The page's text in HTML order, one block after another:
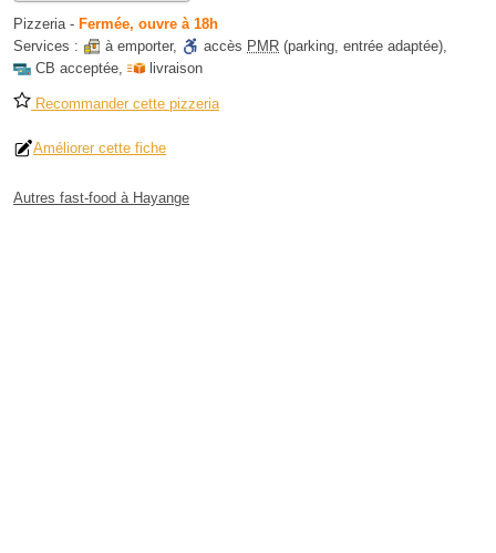
Pizzeria- Fermée, ouvre à 18h
Services :
à emporter, accès PMR (parking, entrée adaptée),
CB acceptée, livraison
Recommander cette pizzeria
Améliorer cette fiche
Autres fast-food à Hayange